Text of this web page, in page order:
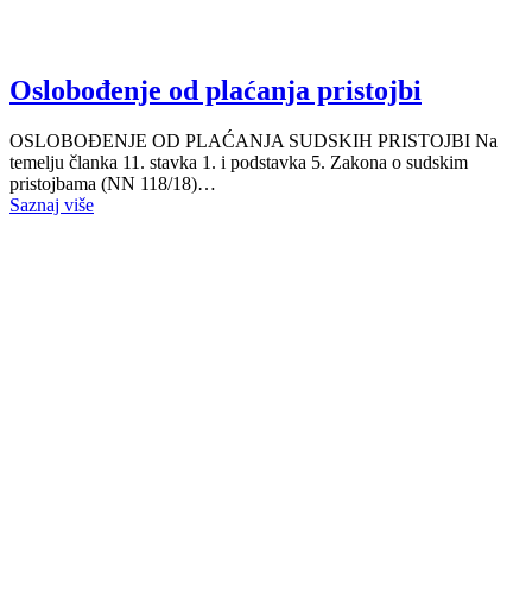
Oslobođenje od plaćanja pristojbi
OSLOBOĐENJE OD PLAĆANJA SUDSKIH PRISTOJBI Na
temelju članka 11. stavka 1. i podstavka 5. Zakona o sudskim
pristojbama (NN 118/18)…
Saznaj više